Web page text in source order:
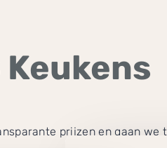
prijzen en gaan we